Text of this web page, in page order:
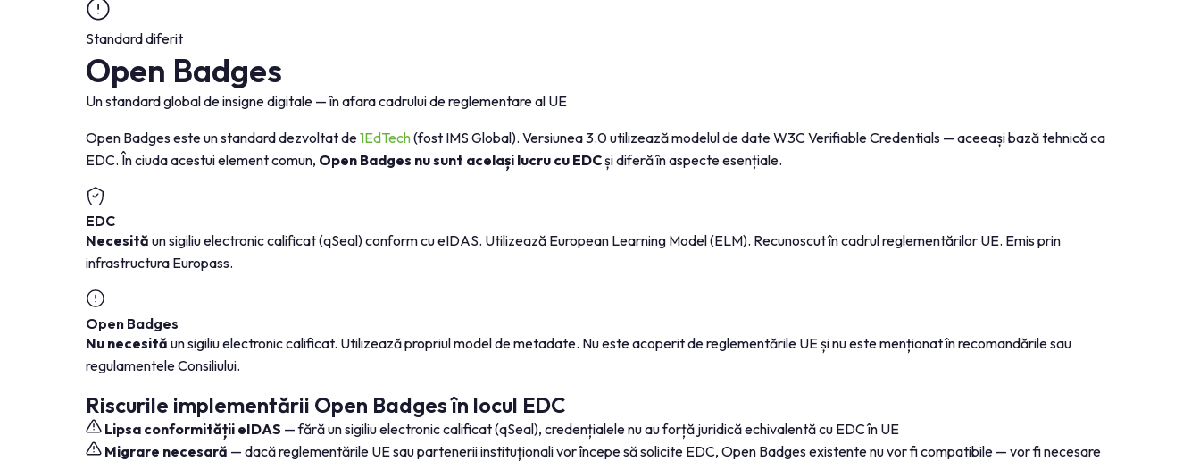
Standard diferit
Open Badges
Un standard global de insigne digitale — în afara cadrului de reglementare al UE
Open Badges este un standard dezvoltat de1EdTech(fost IMS Global). Versiunea 3.0 utilizează modelul de date W3C Verifiable Credentials — aceeași bază tehnică ca
EDC. În ciuda acestui element comun, Open Badges nu sunt același lucru cu EDCși diferă în aspecte esențiale.
EDC
Necesită un sigiliu electronic calificat (qSeal) conform cu eIDAS. Utilizează European Learning Model (ELM). Recunoscut în cadrul reglementărilor UE. Emis prin
infrastructura Europass.
Open Badges
Nu necesită un sigiliu electronic calificat. Utilizează propriul model de metadate. Nu este acoperit de reglementările UE și nu este menționat în recomandările sau
regulamentele Consiliului.
Riscurile implementării Open Badges în locul EDC
Lipsa conformității eIDAS — fără un sigiliu electronic calificat (qSeal), credențialele nu au forță juridică echivalentă cu EDC în UE
Migrare necesară — dacă reglementările UE sau partenerii instituționali vor începe să solicite EDC, Open Badges existente nu vor fi compatibile — vor fi necesare